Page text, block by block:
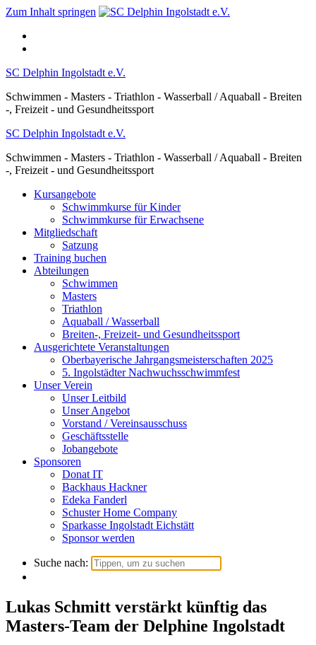
Zum Inhalt springen
SC Delphin Ingolstadt e.V.
Schwimmen - Masters - Triathlon - Wasserball / Aquaball - Breiten
-, Freizeit - und Gesundheitssport
SC Delphin Ingolstadt e.V.
Schwimmen - Masters - Triathlon - Wasserball / Aquaball - Breiten
-, Freizeit - und Gesundheitssport
Kursangebote
Schwimmkurse für Kinder
Schwimmkurse für Erwachsene
Mitgliedschaft
Satzung
Training buchen
Abteilungen
Schwimmen
Masters
Triathlon
Aquaball / Wasserball
Breiten-, Freizeit- und Gesundheitssport
Ausgerichtete Veranstaltungen
Oberbayerische Jahrgangsmeisterschaften 2025
5. Ingolstädter Nachwuchsschwimmfest
Unser Verein
Unser Leitbild
Unser Angebot
Vorstand / Vereinsausschuss
Geschäftsstelle
Jobangebote
Sponsoren
Donat IT
Backhaus Hackner
Edeka Fanderl
Schuster Home Company
Sparkasse Ingolstadt Eichstätt
Sponsor werden
Suche nach:
Lukas Schmitt verstärkt künftig das
Masters-Team der Delphine Ingolstadt